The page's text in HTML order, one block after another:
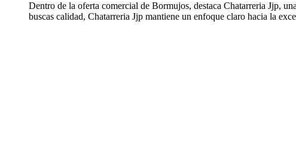
Dentro de la oferta comercial de Bormujos, destaca Chatarreria Jjp,
buscas calidad, Chatarreria Jjp mantiene un enfoque claro hacia la